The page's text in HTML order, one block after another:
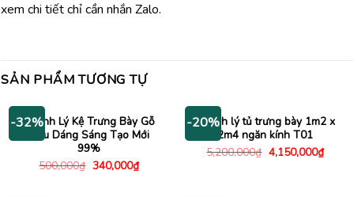
xem chi tiết chỉ cần nhắn Zalo.
SẢN PHẨM TƯƠNG TỰ
-32%
Thanh Lý Kệ Trưng Bày Gỗ
Kiểu Dáng Sáng Tạo Mới
99%
500,000₫ Giá
340,000₫Giá
hiện
-20%
Thanh lý tủ trưng bày 1m2 x
2m4 ngăn kính T01
5,200,000₫ Giá
gốc
4,150,000₫Giá
hiện